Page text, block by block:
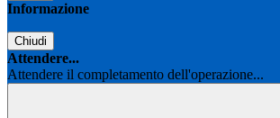
Informazione
Chiudi
Attendere...
Attendere il completamento dell'operazione...